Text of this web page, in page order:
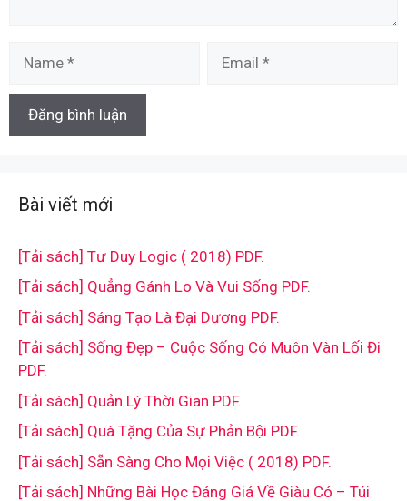
Bài viết mới
[Tải sách] Tư Duy Logic ( 2018) PDF.
[Tải sách] Quẳng Gánh Lo Và Vui Sống PDF.
[Tải sách] Sáng Tạo Là Đại Dương PDF.
[Tải sách] Sống Đẹp – Cuộc Sống Có Muôn Vàn Lối Đi
PDF.
[Tải sách] Quản Lý Thời Gian PDF.
[Tải sách] Quà Tặng Của Sự Phản Bội PDF.
[Tải sách] Sẵn Sàng Cho Mọi Việc ( 2018) PDF.
[Tải sách] Những Bài Học Đáng Giá Về Giàu Có – Túi